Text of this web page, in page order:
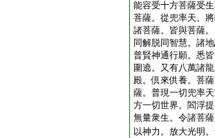
能容受十方菩薩受
菩薩。從兜率天。
諸菩薩。皆與菩薩
同解脱同智慧。諸
普賢神通行願。悉
圍遶。又有八萬諸
殿。倶來供養。菩
薩。普現一切兜率
方一切世界。閻浮
無量衆生。令諸菩
以神力。放大光明